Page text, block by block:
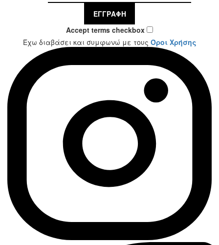
ΕΓΓΡΑΦΉ
Accept terms checkbox
Έχω διαβάσει και συμφωνώ με τους Όροι Χρήσης